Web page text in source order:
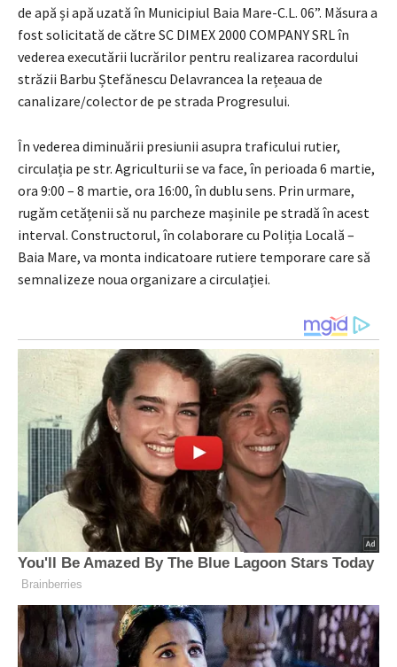
de apă și apă uzată în Municipiul Baia Mare-C.L. 06”. Măsura a
fost solicitată de către SC DIMEX 2000 COMPANY SRL în
vederea executării lucrărilor pentru realizarea racordului
străzii Barbu Ștefănescu Delavrancea la rețeaua de
canalizare/colector de pe strada Progresului.
În vederea diminuării presiunii asupra traficului rutier,
circulația pe str. Agriculturii se va face, în perioada 6 martie,
ora 9:00 – 8 martie, ora 16:00, în dublu sens. Prin urmare,
rugăm cetățenii să nu parcheze mașinile pe stradă în acest
interval. Constructorul, în colaborare cu Poliția Locală –
Baia Mare, va monta indicatoare rutiere temporare care să
semnalizeze noua organizare a circulației.